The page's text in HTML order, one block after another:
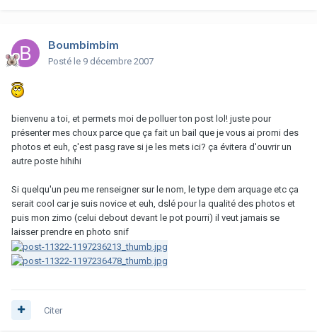
Boumbimbim
Posté le 9 décembre 2007
bienvenu a toi, et permets moi de polluer ton post lol! juste pour
présenter mes choux parce que ça fait un bail que je vous ai promi des
photos et euh, ç'est pasg rave si je les mets ici? ça évitera d'ouvrir un
autre poste hihihi
Si quelqu'un peu me renseigner sur le nom, le type dem arquage etc ça
serait cool car je suis novice et euh, dslé pour la qualité des photos et
puis mon zimo (celui debout devant le pot pourri) il veut jamais se
laisser prendre en photo snif
Citer